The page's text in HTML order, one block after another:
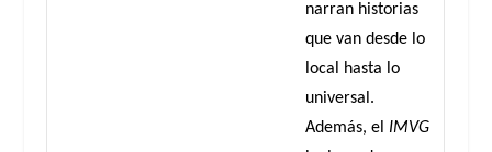
narran historias
que van desde lo
local hasta lo
universal.
Además, el IMVG